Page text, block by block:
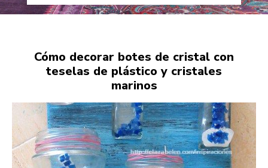
Cómo decorar botes de cristal con
teselas de plástico y cristales
marinos